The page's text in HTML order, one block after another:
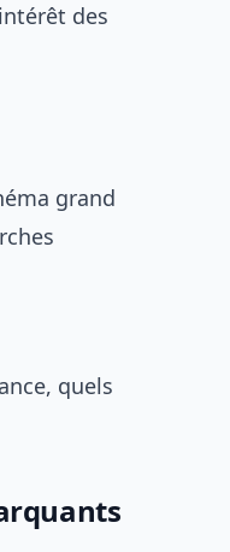
des
grand
quels